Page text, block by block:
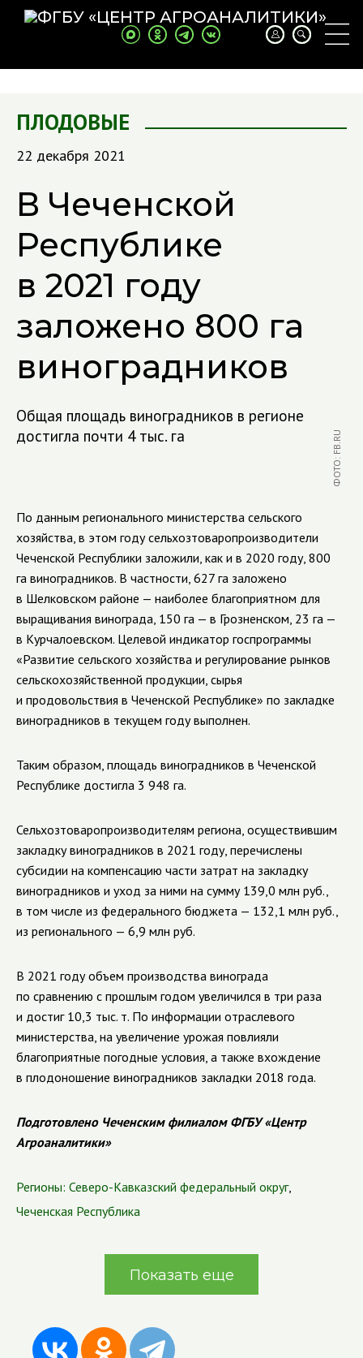
ПЛОДОВЫЕ
22 декабря 2021
В Чеченской
Республике
в 2021 году
заложено 800 га
виноградников
Общая площадь виноградников в регионе
достигла почти 4 тыс. га
ФОТО: FB.RU
По данным регионального министерства сельского
хозяйства, в этом году сельхозтоваропроизводители
Чеченской Республики заложили, как и в 2020 году, 800
га виноградников. В частности, 627 га заложено
в Шелковском районе — наиболее благоприятном для
выращивания винограда, 150 га — в Грозненском, 23 га —
в Курчалоевском. Целевой индикатор госпрограммы
«Развитие сельского хозяйства и регулирование рынков
сельскохозяйственной продукции, сырья
и продовольствия в Чеченской Республике» по закладке
виноградников в текущем году выполнен.
Таким образом, площадь виноградников в Чеченской
Республике достигла 3 948 га.
Сельхозтоваропроизводителям региона, осуществившим
закладку виноградников в 2021 году, перечислены
субсидии на компенсацию части затрат на закладку
виноградников и уход за ними на сумму 139,0 млн руб.,
в том числе из федерального бюджета — 132,1 млн руб.,
из регионального — 6,9 млн руб.
В 2021 году объем производства винограда
по сравнению с прошлым годом увеличился в три раза
и достиг 10,3 тыс. т. По информации отраслевого
министерства, на увеличение урожая повлияли
благоприятные погодные условия, а также вхождение
в плодоношение виноградников закладки 2018 года.
Подготовлено Чеченским филиалом ФГБУ «Центр
Агроаналитики»
Регионы: Северо-Кавказский федеральный округ,
Чеченская Республика
Показать еще